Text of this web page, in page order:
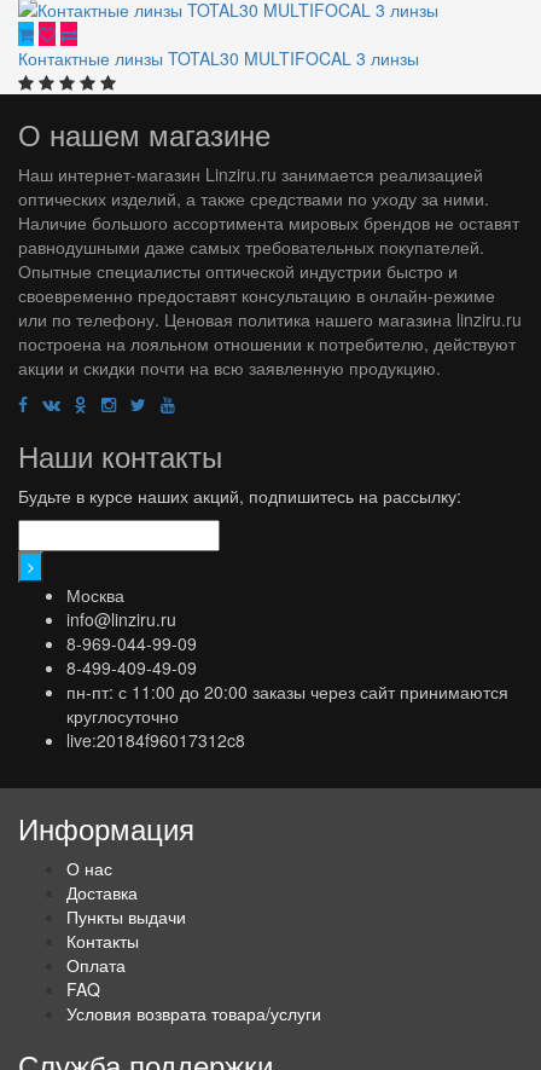
Контактные линзы TOTAL30 MULTIFOCAL 3 линзы
О нашем магазине
Наш интернет-магазин Linziru.ru занимается реализацией
оптических изделий, а также средствами по уходу за ними.
Наличие большого ассортимента мировых брендов не оставят
равнодушными даже самых требовательных покупателей.
Опытные специалисты оптической индустрии быстро и
своевременно предоставят консультацию в онлайн-режиме
или по телефону. Ценовая политика нашего магазина linziru.ru
построена на лояльном отношении к потребителю, действуют
акции и скидки почти на всю заявленную продукцию.
Наши контакты
Будьте в курсе наших акций, подпишитесь на рассылку:
Москва
info@linziru.ru
8-969-044-99-09
8-499-409-49-09
пн-пт: с 11:00 до 20:00 заказы через сайт принимаются
круглосуточно
live:20184f96017312c8
Информация
О нас
Доставка
Пункты выдачи
Контакты
Оплата
FAQ
Условия возврата товара/услуги